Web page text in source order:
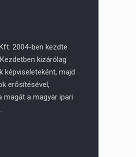
2004-ben kezdte
kizárólag
képviseleteként, majd
erősítésével,
magát a magyar ipari